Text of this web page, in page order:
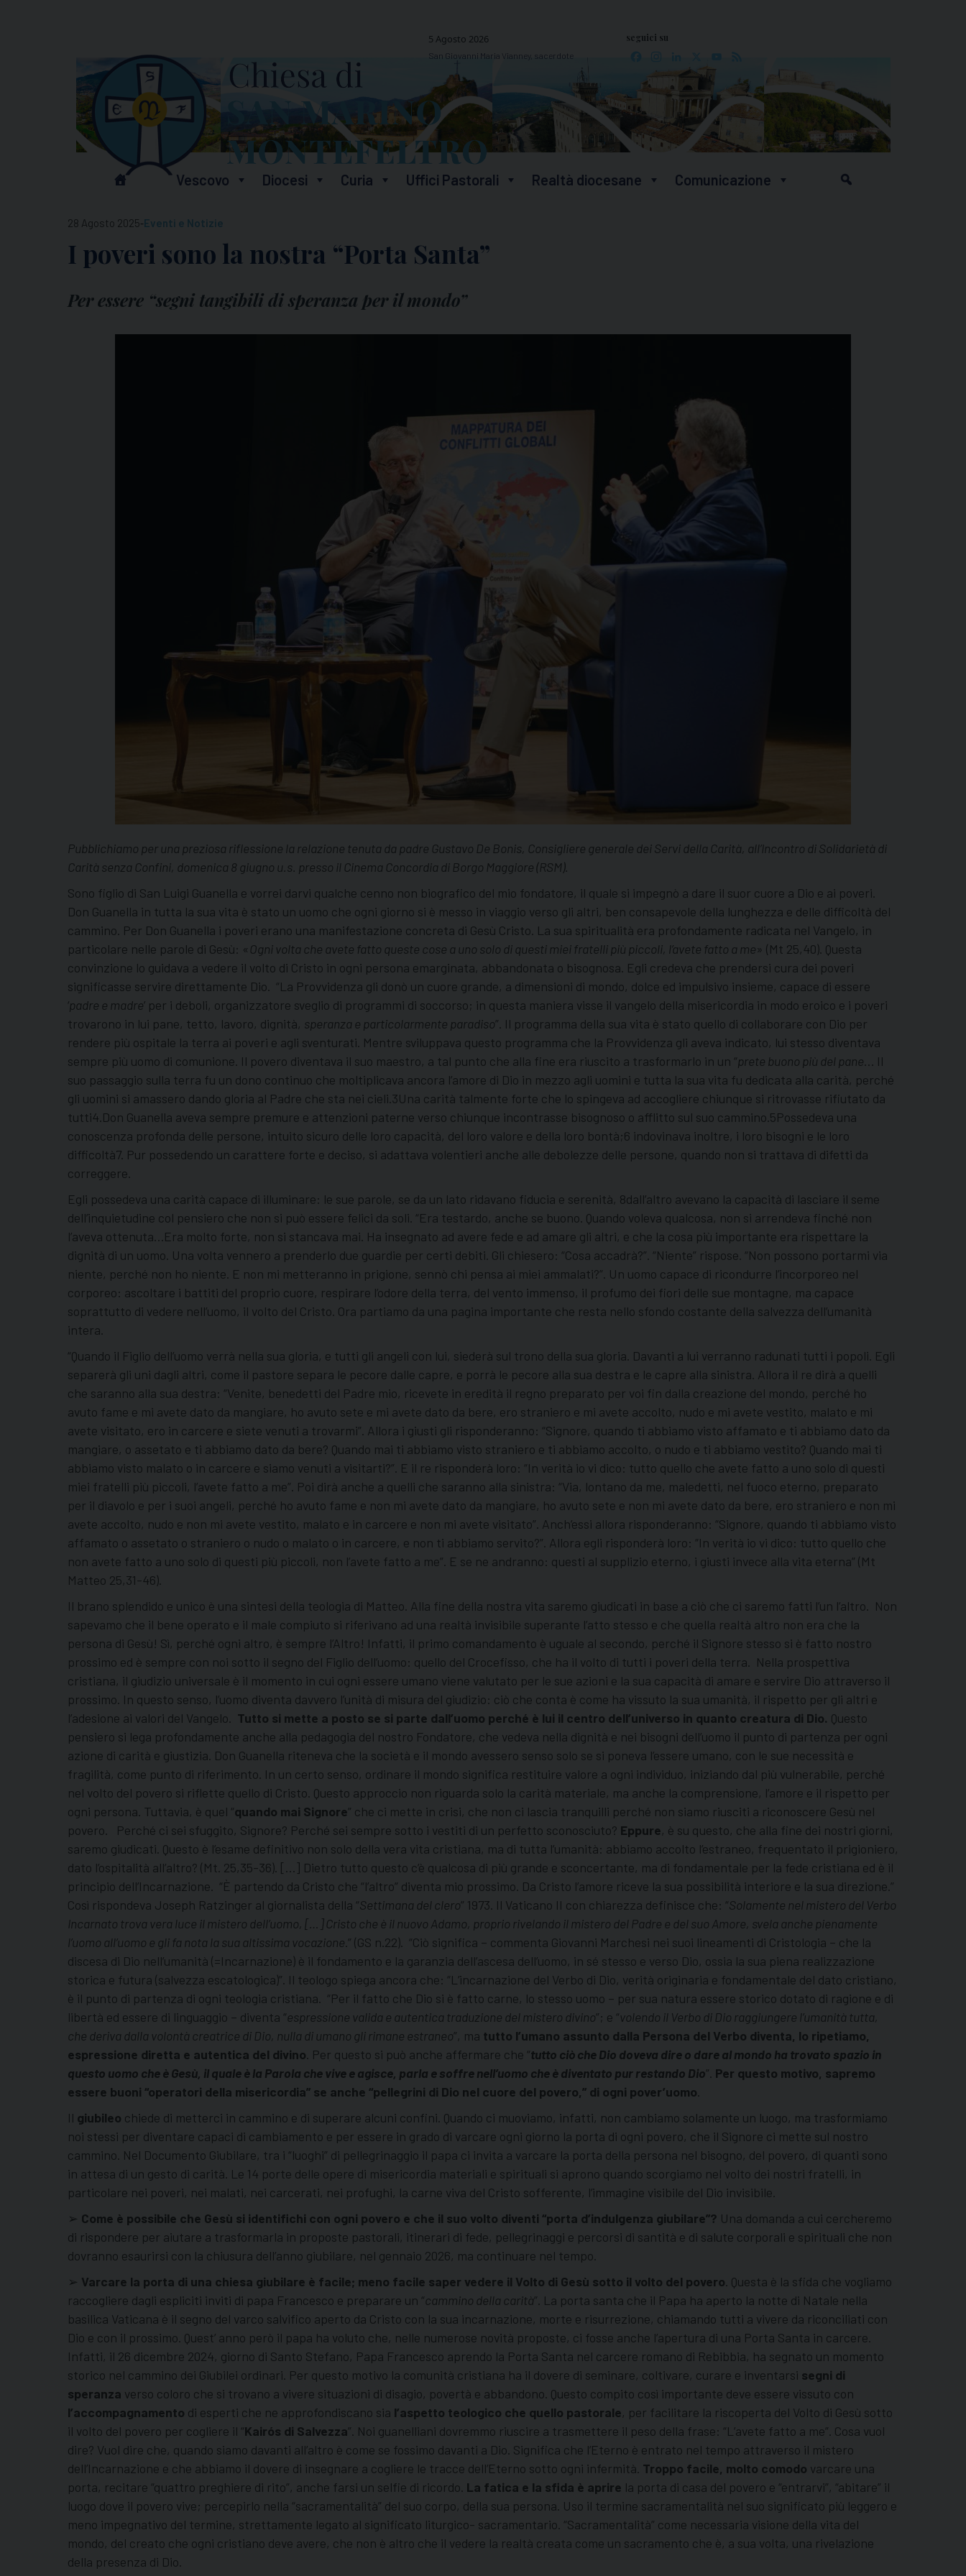
5 Agosto 2026
San Giovanni Maria Vianney, sacerdote
seguici su
Facebook
Instagram
LinkedIn YouTube
Vescovo Diocesi Curia Uffici Pastorali Realtà diocesane Comunicazione
28 Agosto 2025-Eventi e Notizie
I poveri sono la nostra “Porta Santa”
Per essere “segni tangibili di speranza per il mondo”
Pubblichiamo per una preziosa riflessione la relazione tenuta da padre Gustavo De Bonis, Consigliere generale dei Servi della Carità, all’Incontro di Solidarietà di
Carità senza Confini, domenica 8 giugno u.s. presso il Cinema Concordia di Borgo Maggiore (RSM).
Sono figlio di San Luigi Guanella e vorrei darvi qualche cenno non biografico del mio fondatore, il quale si impegnò a dare il suor cuore a Dio e ai poveri.
Don Guanella in tutta la sua vita è stato un uomo che ogni giorno si è messo in viaggio verso gli altri, ben consapevole della lunghezza e delle difficoltà del
cammino. Per Don Guanella i poveri erano una manifestazione concreta di Gesù Cristo. La sua spiritualità era profondamente radicata nel Vangelo, in
particolare nelle parole di Gesù: « Ogni volta che avete fatto queste cose a uno solo di questi miei fratelli più piccoli, l’avete fatto a me» (Mt 25,40). Questa
convinzione lo guidava a vedere il volto di Cristo in ogni persona emarginata, abbandonata o bisognosa. Egli credeva che prendersi cura dei poveri
significasse servire direttamente Dio. “La Provvidenza gli donò un cuore grande, a dimensioni di mondo, dolce ed impulsivo insieme, capace di essere
‘padre e madre’ per i deboli, organizzatore sveglio di programmi di soccorso; in questa maniera visse il vangelo della misericordia in modo eroico e i poveri
trovarono in lui pane, tetto, lavoro, dignità, speranza e particolarmente paradiso”. Il programma della sua vita è stato quello di collaborare con Dio per
rendere più ospitale la terra ai poveri e agli sventurati. Mentre sviluppava questo programma che la Provvidenza gli aveva indicato, lui stesso diventava
sempre più uomo di comunione. Il povero diventava il suo maestro, a tal punto che alla fine era riuscito a trasformarlo in un “prete buono più del pane … Il
suo passaggio sulla terra fu un dono continuo che moltiplicava ancora l’amore di Dio in mezzo agli uomini e tutta la sua vita fu dedicata alla carità, perché
gli uomini si amassero dando gloria al Padre che sta nei cieli.3Una carità talmente forte che lo spingeva ad accogliere chiunque si ritrovasse rifiutato da
tutti4.Don Guanella aveva sempre premure e attenzioni paterne verso chiunque incontrasse bisognoso o afflitto sul suo cammino.5Possedeva una
conoscenza profonda delle persone, intuito sicuro delle loro capacità, del loro valore e della loro bontà;6 indovinava inoltre, i loro bisogni e le loro
difficoltà7. Pur possedendo un carattere forte e deciso, si adattava volentieri anche alle debolezze delle persone, quando non si trattava di difetti da
correggere.
Egli possedeva una carità capace di illuminare: le sue parole, se da un lato ridavano fiducia e serenità, 8dall’altro avevano la capacità di lasciare il seme
dell’inquietudine col pensiero che non si può essere felici da soli. “Era testardo, anche se buono. Quando voleva qualcosa, non si arrendeva finché non
l’aveva ottenuta…Era molto forte, non si stancava mai. Ha insegnato ad avere fede e ad amare gli altri, e che la cosa più importante era rispettare la
dignità di un uomo. Una volta vennero a prenderlo due guardie per certi debiti. Gli chiesero: “Cosa accadrà?”. “Niente” rispose. “Non possono portarmi via
niente, perché non ho niente. E non mi metteranno in prigione, sennò chi pensa ai miei ammalati?”. Un uomo capace di ricondurre l’incorporeo nel
corporeo: ascoltare i battiti del proprio cuore, respirare l’odore della terra, del vento immenso, il profumo dei fiori delle sue montagne, ma capace
soprattutto di vedere nell’uomo, il volto del Cristo. Ora partiamo da una pagina importante che resta nello sfondo costante della salvezza dell’umanità
intera.
“Quando il Figlio dell’uomo verrà nella sua gloria, e tutti gli angeli con lui, siederà sul trono della sua gloria. Davanti a lui verranno radunati tutti i popoli. Egli
separerà gli uni dagli altri, come il pastore separa le pecore dalle capre, e porrà le pecore alla sua destra e le capre alla sinistra. Allora il re dirà a quelli
che saranno alla sua destra: “Venite, benedetti del Padre mio, ricevete in eredità il regno preparato per voi fin dalla creazione del mondo, perché ho
avuto fame e mi avete dato da mangiare, ho avuto sete e mi avete dato da bere, ero straniero e mi avete accolto, nudo e mi avete vestito, malato e mi
avete visitato, ero in carcere e siete venuti a trovarmi”. Allora i giusti gli risponderanno: “Signore, quando ti abbiamo visto affamato e ti abbiamo dato da
mangiare, o assetato e ti abbiamo dato da bere? Quando mai ti abbiamo visto straniero e ti abbiamo accolto, o nudo e ti abbiamo vestito? Quando mai ti
abbiamo visto malato o in carcere e siamo venuti a visitarti?”. E il re risponderà loro: “In verità io vi dico: tutto quello che avete fatto a uno solo di questi
miei fratelli più piccoli, l’avete fatto a me”. Poi dirà anche a quelli che saranno alla sinistra: “Via, lontano da me, maledetti, nel fuoco eterno, preparato
per il diavolo e per i suoi angeli, perché ho avuto fame e non mi avete dato da mangiare, ho avuto sete e non mi avete dato da bere, ero straniero e non mi
avete accolto, nudo e non mi avete vestito, malato e in carcere e non mi avete visitato”. Anch’essi allora risponderanno: “Signore, quando ti abbiamo visto
affamato o assetato o straniero o nudo o malato o in carcere, e non ti abbiamo servito?”. Allora egli risponderà loro: “In verità io vi dico: tutto quello che
non avete fatto a uno solo di questi più piccoli, non l’avete fatto a me”. E se ne andranno: questi al supplizio eterno, i giusti invece alla vita eterna” (Mt
Matteo 25,31-46).
Il brano splendido e unico è una sintesi della teologia di Matteo. Alla fine della nostra vita saremo giudicati in base a ciò che ci saremo fatti l’un l’altro. Non
sapevamo che il bene operato e il male compiuto si riferivano ad una realtà invisibile superante l’atto stesso e che quella realtà altro non era che la
persona di Gesù! Sì, perché ogni altro, è sempre l’Altro! Infatti, il primo comandamento è uguale al secondo, perché il Signore stesso si è fatto nostro
prossimo ed è sempre con noi sotto il segno del Figlio dell’uomo: quello del Crocefisso, che ha il volto di tutti i poveri della terra. Nella prospettiva
cristiana, il giudizio universale è il momento in cui ogni essere umano viene valutato per le sue azioni e la sua capacità di amare e servire Dio attraverso il
prossimo. In questo senso, l’uomo diventa davvero l’unità di misura del giudizio: ciò che conta è come ha vissuto la sua umanità, il rispetto per gli altri e
l’adesione ai valori del Vangelo. Tutto si mette a posto se si parte dall’uomo perché è lui il centro dell’universo in quanto creatura di Dio. Questo
pensiero si lega profondamente anche alla pedagogia del nostro Fondatore, che vedeva nella dignità e nei bisogni dell’uomo il punto di partenza per ogni
azione di carità e giustizia. Don Guanella riteneva che la società e il mondo avessero senso solo se si poneva l’essere umano, con le sue necessità e
fragilità, come punto di riferimento. In un certo senso, ordinare il mondo significa restituire valore a ogni individuo, iniziando dal più vulnerabile, perché
nel volto del povero si riflette quello di Cristo. Questo approccio non riguarda solo la carità materiale, ma anche la comprensione, l’amore e il rispetto per
ogni persona. Tuttavia, è quel “quando mai Signore” che ci mette in crisi, che non ci lascia tranquilli perché non siamo riusciti a riconoscere Gesù nel
povero. Perché ci sei sfuggito, Signore? Perché sei sempre sotto i vestiti di un perfetto sconosciuto? Eppure, è su questo, che alla fine dei nostri giorni,
saremo giudicati. Questo è l’esame definitivo non solo della vera vita cristiana, ma di tutta l’umanità: abbiamo accolto l’estraneo, frequentato il prigioniero,
dato l’ospitalità all’altro? (Mt. 25,35-36). […] Dietro tutto questo c’è qualcosa di più grande e sconcertante, ma di fondamentale per la fede cristiana ed è il
principio dell’Incarnazione. “È partendo da Cristo che “l’altro” diventa mio prossimo. Da Cristo l’amore riceve la sua possibilità interiore e la sua direzione.”
Così rispondeva Joseph Ratzinger al giornalista della “Settimana del clero” 1973. Il Vaticano II con chiarezza definisce che: “Solamente nel mistero del Verbo
Incarnato trova vera luce il mistero dell’uomo, […] Cristo che è il nuovo Adamo, proprio rivelando il mistero del Padre e del suo Amore, svela anche pienamente
l’uomo all’uomo e gli fa nota la sua altissima vocazione .” (GS n.22). “Ciò significa – commenta Giovanni Marchesi nei suoi lineamenti di Cristologia – che la
discesa di Dio nell’umanità (=Incarnazione) è il fondamento e la garanzia dell’ascesa dell’uomo, in sé stesso e verso Dio, ossia la sua piena realizzazione
storica e futura (salvezza escatologica)”. Il teologo spiega ancora che: “L’incarnazione del Verbo di Dio, verità originaria e fondamentale del dato cristiano,
è il punto di partenza di ogni teologia cristiana. “Per il fatto che Dio si è fatto carne, lo stesso uomo – per sua natura essere storico dotato di ragione e di
libertà ed essere di linguaggio – diventa “espressione valida e autentica traduzione del mistero divino”; e “volendo il Verbo di Dio raggiungere l’umanità tutta,
che deriva dalla volontà creatrice di Dio, nulla di umano gli rimane estraneo”, ma tutto l’umano assunto dalla Persona del Verbo diventa, lo ripetiamo,
espressione diretta e autentica del divino . Per questo si può anche affermare che “tutto ciò che Dio doveva dire o dare al mondo ha trovato spazio in
questo uomo che è Gesù, il quale è la Parola che vive e agisce, parla e soffre nell’uomo che è diventato pur restando Dio”. Per questo motivo, sapremo
essere buoni “operatori della misericordia” se anche “pellegrini di Dio nel cuore del povero,” di ogni pover’uomo
Il giubileo chiede di metterci in cammino e di superare alcuni confini. Quando ci muoviamo, infatti, non cambiamo solamente un luogo, ma trasformiamo
noi stessi per diventare capaci di cambiamento e per essere in grado di varcare ogni giorno la porta di ogni povero, che il Signore ci mette sul nostro
cammino. Nel Documento Giubilare, tra i “luoghi” di pellegrinaggio il papa ci invita a varcare la porta della persona nel bisogno, del povero, di quanti sono
in attesa di un gesto di carità. Le 14 porte delle opere di misericordia materiali e spirituali si aprono quando scorgiamo nel volto dei nostri fratelli, in
particolare nei poveri, nei malati, nei carcerati, nei profughi, la carne viva del Cristo sofferente, l’immagine visibile del Dio invisibile.
➢ Come è possibile che Gesù si identifichi con ogni povero e che il suo volto diventi “porta d’indulgenza giubilare”? Una domanda a cui cercheremo
di rispondere per aiutare a trasformarla in proposte pastorali, itinerari di fede, pellegrinaggi e percorsi di santità e di salute corporali e spirituali che non
dovranno esaurirsi con la chiusura dell’anno giubilare, nel gennaio 2026, ma continuare nel tempo.
➢ Varcare la porta di una chiesa giubilare è facile; meno facile saper vedere il Volto di Gesù sotto il volto del povero . Questa è la sfida che vogliamo
raccogliere dagli espliciti inviti di papa Francesco e preparare un “cammino della carità”. La porta santa che il Papa ha aperto la notte di Natale nella
basilica Vaticana è il segno del varco salvifico aperto da Cristo con la sua incarnazione, morte e risurrezione, chiamando tutti a vivere da riconciliati con
Dio e con il prossimo. Quest’ anno però il papa ha voluto che, nelle numerose novità proposte, ci fosse anche l’apertura di una Porta Santa in carcere.
Infatti, il 26 dicembre 2024, giorno di Santo Stefano, Papa Francesco aprendo la Porta Santa nel carcere romano di Rebibbia, ha segnato un momento
storico nel cammino dei Giubilei ordinari. Per questo motivo la comunità cristiana ha il dovere di seminare, coltivare, curare e inventarsi segni di
speranza verso coloro che si trovano a vivere situazioni di disagio, povertà e abbandono. Questo compito così importante deve essere vissuto con
l’accompagnamento di esperti che ne approfondiscano sia l’aspetto teologico che quello pastorale, per facilitare la riscoperta del Volto di Gesù sotto
il volto del povero per cogliere il “Kairós di Salvezza”. Noi guanelliani dovremmo riuscire a trasmettere il peso della frase: “L’avete fatto a me”. Cosa vuol
dire? Vuol dire che, quando siamo davanti all’altro è come se fossimo davanti a Dio. Significa che l’Eterno è entrato nel tempo attraverso il mistero
dell’Incarnazione e che abbiamo il dovere di insegnare a cogliere le tracce dell’Eterno sotto ogni infermità. Troppo facile, molto comodo varcare una
porta, recitare “quattro preghiere di rito”, anche farsi un selfie di ricordo. La fatica e la sfida è aprire la porta di casa del povero e “entrarvi”, “abitare” il
luogo dove il povero vive; percepirlo nella “sacramentalità” del suo corpo, della sua persona. Uso il termine sacramentalità nel suo significato più leggero e
meno impegnativo del termine, strettamente legato al significato liturgico- sacramentario. “Sacramentalità” come necessaria visione della vita del
mondo, del creato che ogni cristiano deve avere, che non è altro che il vedere la realtà creata come un sacramento che è, a sua volta, una rivelazione
della presenza di Dio.